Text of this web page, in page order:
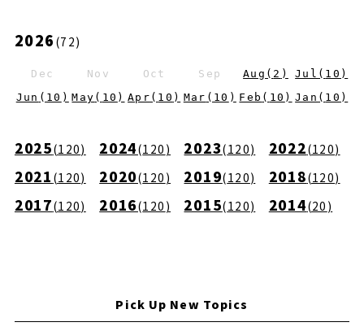
2026 (72)
Dec Nov Oct Sep Aug ( 2 ) Jul ( 10 )
Jun ( 10 ) May ( 10 ) Apr ( 10 ) Mar ( 10 ) Feb ( 10 ) Jan ( 10 )
2025(120) 2024(120 ) 2023(120) 2022(120)
2021 (120) 2020(120 ) 2019(120) 2018(120)
2017(120) 2016(120 ) 2015(120) 2014(20 )
Pick Up New Topics